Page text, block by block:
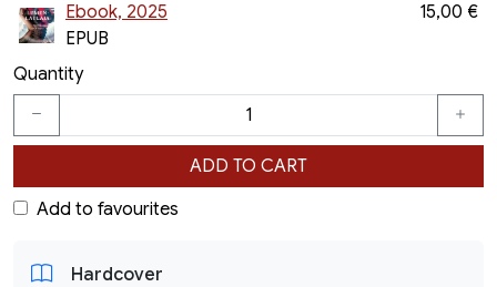
Ebook, 2025
EPUB
15,00 €
Quantity
ADD TO CART
Add to favourites
Hardcover